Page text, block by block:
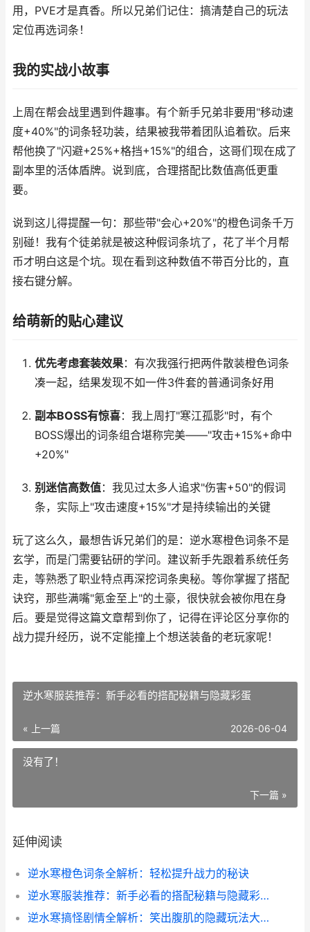
用，PVE才是真香。所以兄弟们记住：搞清楚自己的玩法
定位再选词条！
我的实战小故事
上周在帮会战里遇到件趣事。有个新手兄弟非要用"移动速
度+40%"的词条轻功装，结果被我带着团队追着砍。后来
帮他换了"闪避+25%+格挡+15%"的组合，这哥们现在成了
副本里的活体盾牌。说到底，合理搭配比数值高低更重
要。
说到这儿得提醒一句：那些带"会心+20%"的橙色词条千万
别碰！我有个徒弟就是被这种假词条坑了，花了半个月帮
币才明白这是个坑。现在看到这种数值不带百分比的，直
接右键分解。
给萌新的贴心建议
优先考虑套装效果：有次我强行把两件散装橙色词条
凑一起，结果发现不如一件3件套的普通词条好用
副本BOSS有惊喜：我上周打"寒江孤影"时，有个
BOSS爆出的词条组合堪称完美——"攻击+15%+命中
+20%"
别迷信高数值：我见过太多人追求"伤害+50"的假词
条，实际上"攻击速度+15%"才是持续输出的关键
玩了这么久，最想告诉兄弟们的是：逆水寒橙色词条不是
玄学，而是门需要钻研的学问。建议新手先跟着系统任务
走，等熟悉了职业特点再深挖词条奥秘。等你掌握了搭配
诀窍，那些满嘴"氪金至上"的土豪，很快就会被你甩在身
后。要是觉得这篇文章帮到你了，记得在评论区分享你的
战力提升经历，说不定能撞上个想送装备的老玩家呢！
逆水寒服装推荐：新手必看的搭配秘籍与隐藏彩蛋
« 上一篇 2026-06-04
没有了！
下一篇 »
延伸阅读
逆水寒橙色词条全解析：轻松提升战力的秘诀
逆水寒服装推荐：新手必看的搭配秘籍与隐藏彩蛋
逆水寒搞怪剧情全解析：笑出腹肌的隐藏玩法大揭秘_